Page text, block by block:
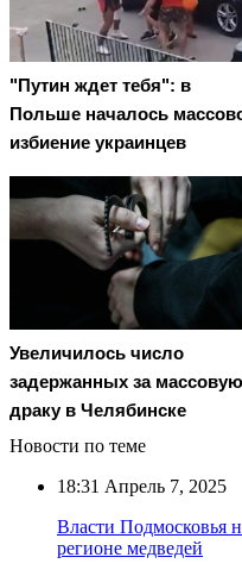
"Путин ждет тебя": в
Польше началось
избиение украинцев
Увеличилось число
задержанных за массовую
драку в Челябинске
Новости по теме
18:31 Апрель 7, 2025
Власти Подмосковья
регионе медведей